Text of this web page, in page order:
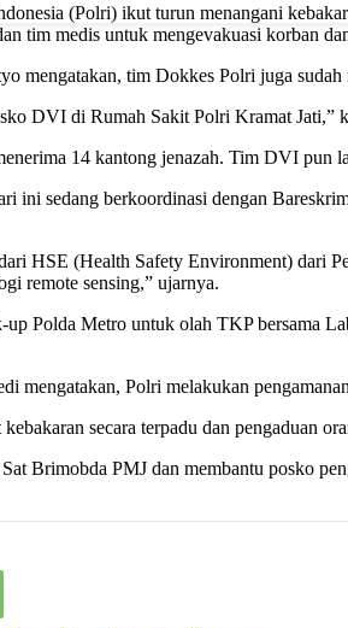
(Polri) ikut turun menangani
tim medis untuk mengevakuasi korban
mengatakan, tim Dokkes Polri juga
DVI di Rumah Sakit Polri Kramat Jati,”
14 kantong jenazah. Tim DVI pun
ini sedang berkoordinasi dengan
HSE (Health Safety Environment) dari
remote sensing,” ujarnya.
up Polda Metro untuk olah TKP bersama
mengatakan, Polri melakukan
secara terpadu dan pengaduan
Brimobda PMJ dan membantu posko